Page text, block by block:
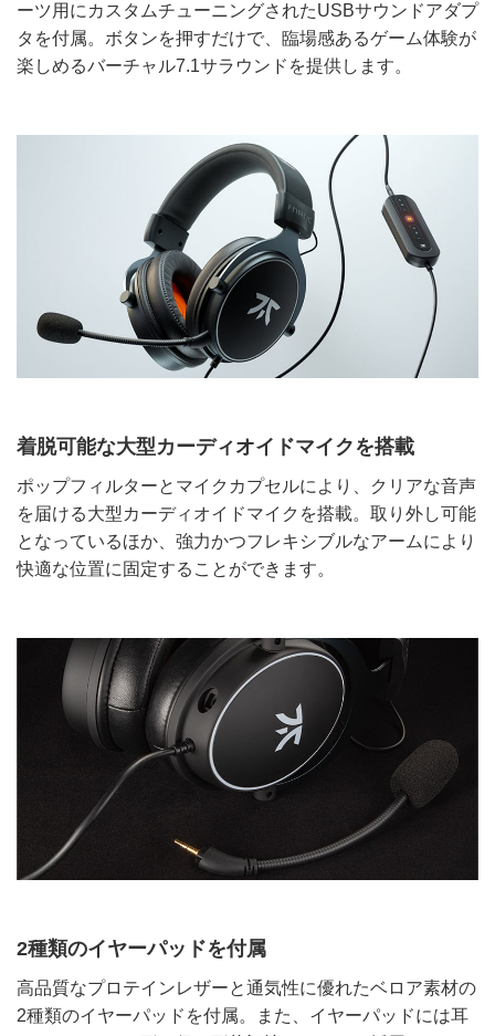
ーツ用にカスタムチューニングされたUSBサウンドアダプ
タを付属。ボタンを押すだけで、臨場感あるゲーム体験が
楽しめるバーチャル7.1サラウンドを提供します。
着脱可能な大型カーディオイドマイクを搭載
ポップフィルターとマイクカプセルにより、クリアな音声
を届ける大型カーディオイドマイクを搭載。取り外し可能
となっているほか、強力かつフレキシブルなアームにより
快適な位置に固定することができます。
2種類のイヤーパッドを付属
高品質なプロテインレザーと通気性に優れたベロア素材の
2種類のイヤーパッドを付属。また、イヤーパッドには耳